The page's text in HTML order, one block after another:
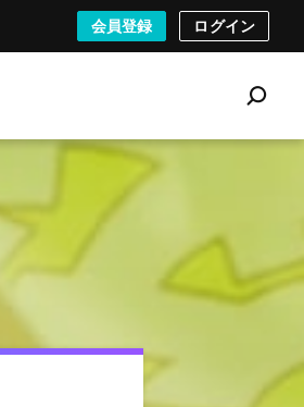
会員登録 ログイン
a